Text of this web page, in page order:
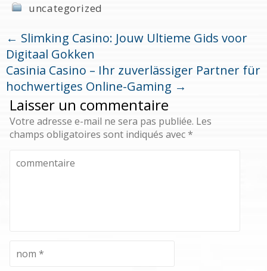
uncategorized
← Slimking Casino: Jouw Ultieme Gids voor
Digitaal Gokken
Casinia Casino – Ihr zuverlässiger Partner für
hochwertiges Online-Gaming →
Laisser un commentaire
Votre adresse e-mail ne sera pas publiée. Les
champs obligatoires sont indiqués avec*